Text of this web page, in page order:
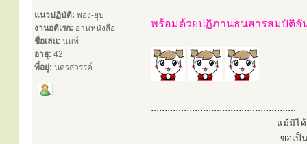
แนวปฏิบัติ: พอง-ยุบ
งานอดิเรก: อ่านหนังสือ
ชื่อเล่น: นนท์
อายุ: 42
ที่อยู่: นครสวรรค์
พร้อมด้วยปฏิภานธนสารสมบัติอั
.....................................................
แม้มิได้
ขอเป็